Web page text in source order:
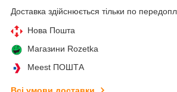
Доставка здійснюється тільки по
Нова Пошта
Магазини Rozetka
Meest ПОШТА
Всі умови доставки